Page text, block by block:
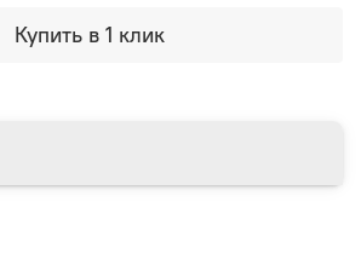
Купить в 1 клик